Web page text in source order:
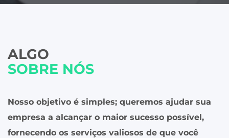
ALGO
SOBRE NÓS
Nosso objetivo é simples; queremos ajudar sua
empresa a alcançar o maior sucesso possível,
fornecendo os serviços valiosos de que você